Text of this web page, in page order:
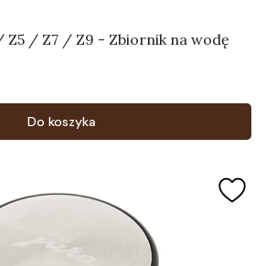
Z5 / Z7 / Z9 - Zbiornik na wodę
Do koszyka